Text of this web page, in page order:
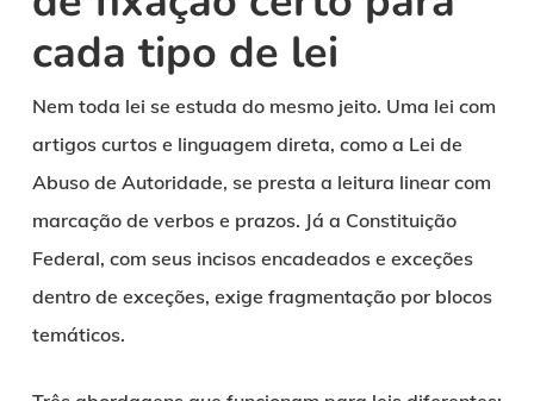
cada tipo de lei
Nem toda lei se estuda do mesmo jeito. Uma lei com
artigos curtos e linguagem direta, como a Lei de
Abuso de Autoridade, se presta a leitura linear com
marcação de verbos e prazos. Já a Constituição
Federal, com seus incisos encadeados e exceções
dentro de exceções, exige fragmentação por blocos
temáticos.